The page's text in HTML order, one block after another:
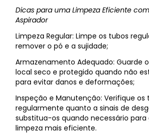
Dicas para uma Limpeza Eficiente
Aspirador
Limpeza Regular: Limpe os tubos
remover o pó e a sujidade;
Armazenamento Adequado: Guarde
local seco e protegido quando não
para evitar danos e deformações;
Inspeção e Manutenção: Verifique os
regularmente quanto a sinais de
substitua-os quando necessário
limpeza mais eficiente.